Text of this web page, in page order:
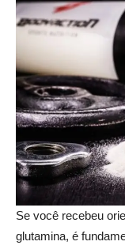
Se você recebeu
glutamina, é